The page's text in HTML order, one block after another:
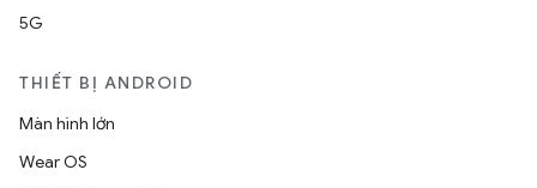
5G
THIẾT BỊ ANDROID
Màn hình lớn
Wear OS